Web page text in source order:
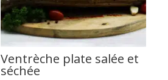
Ventrèche plate salée et
séchée